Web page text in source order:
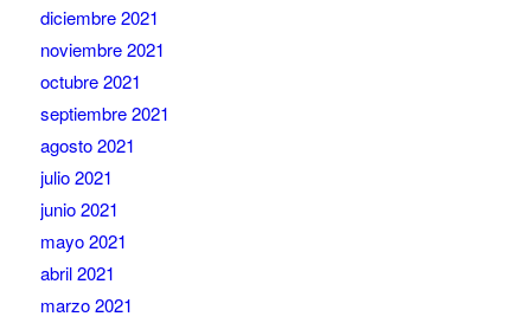
diciembre 2021
noviembre 2021
octubre 2021
septiembre 2021
agosto 2021
julio 2021
junio 2021
mayo 2021
abril 2021
marzo 2021